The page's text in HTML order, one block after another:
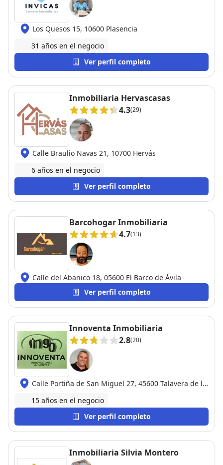
Los Quesos 15, 10600 Plasencia
31 años en el negocio
Ver perfil completo
Inmobiliaria Hervascasas
4.3(29)
Calle Braulio Navas 21, 10700 Hervás
6 años en el negocio
Ver perfil completo
Barcohogar Inmobiliaria
4.7(13)
Calle del Abanico 18, 05600 El Barco de Ávila
Ver perfil completo
Innoventa Inmobiliaria
2.8(20)
Calle Portiña de San Miguel 27, 45600 Talavera de la
15 años en el negocio
Ver perfil completo
Inmobiliaria Silvia Montero